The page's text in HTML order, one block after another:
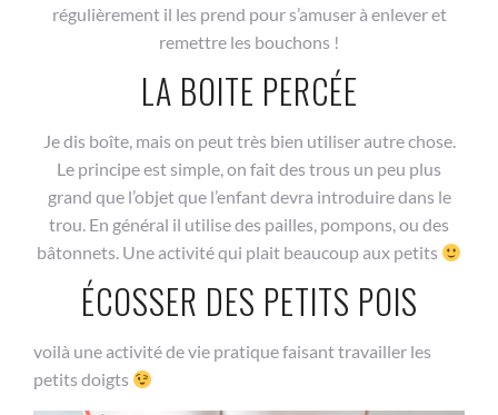
régulièrement il les prend pour s’amuser à enlever et
remettre les bouchons !
LA BOITE PERCÉE
Je dis boîte, mais on peut très bien utiliser autre chose.
Le principe est simple, on fait des trous un peu plus
grand que l’objet que l’enfant devra introduire dans le
trou. En général il utilise des pailles, pompons, ou des
bâtonnets. Une activité qui plait beaucoup aux petits
ÉCOSSER DES PETITS POIS
voilà une activité de vie pratique faisant travailler les
petits doigts